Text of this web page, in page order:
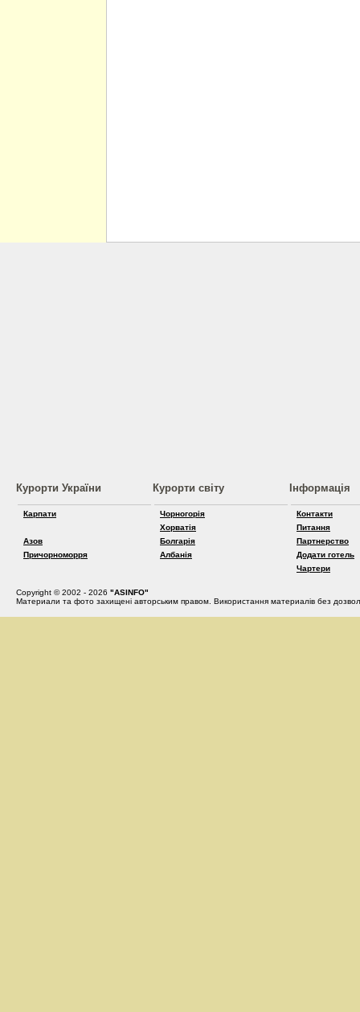
Курорти України
Карпати
Азов
Причорноморря
Курорти світу
Чорногорія
Хорватія
Болгарія
Албанія
Інформація
Контакти
Питання
Партнерство
Додати готель
Чартери
Copyright © 2002 - 2026 "ASINFO"
Материали та фото захищені авторським правом. Використання материалів без